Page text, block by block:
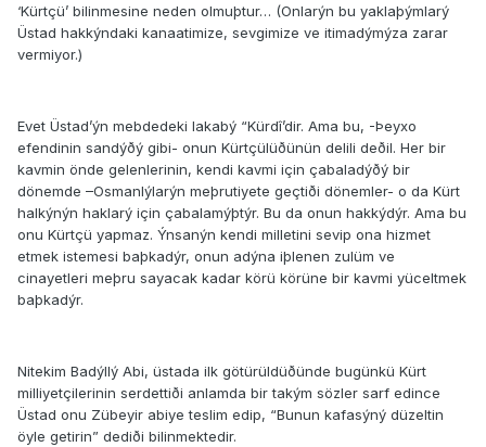
‘Kürtçü’ bilinmesine neden olmuþtur… (Onlarýn bu yaklaþýmlarý
Üstad hakkýndaki kanaatimize, sevgimize ve itimadýmýza zarar
vermiyor.)
Evet Üstad’ýn mebdedeki lakabý “Kürdî’dir. Ama bu, -Þeyxo
efendinin sandýðý gibi- onun Kürtçülüðünün delili deðil. Her bir
kavmin önde gelenlerinin, kendi kavmi için çabaladýðý bir
dönemde –Osmanlýlarýn meþrutiyete geçtiði dönemler- o da Kürt
halkýnýn haklarý için çabalamýþtýr. Bu da onun hakkýdýr. Ama bu
onu Kürtçü yapmaz. Ýnsanýn kendi milletini sevip ona hizmet
etmek istemesi baþkadýr, onun adýna iþlenen zulüm ve
cinayetleri meþru sayacak kadar körü körüne bir kavmi yüceltmek
baþkadýr.
Nitekim Badýllý Abi, üstada ilk götürüldüðünde bugünkü Kürt
milliyetçilerinin serdettiði anlamda bir takým sözler sarf edince
Üstad onu Zübeyir abiye teslim edip, “Bunun kafasýný düzeltin
öyle getirin” dediði bilinmektedir.